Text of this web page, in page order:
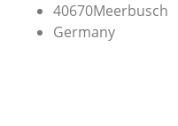
40670Meerbusch
Germany